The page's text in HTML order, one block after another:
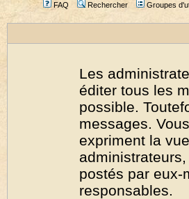
FAQ Rechercher Groupes
Les
éditer tous les
possible.
messages.
expriment la
postés par eux-
responsables.